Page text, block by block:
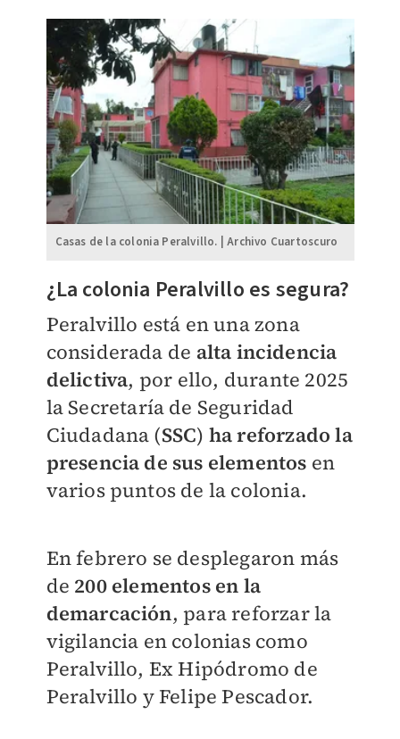
Casas de la colonia Peralvillo. | Archivo Cuartoscuro
¿La colonia Peralvillo es segura?
Peralvillo está en una zona
considerada de alta incidencia
delictiva, por ello, durante 2025
la Secretaría de Seguridad
Ciudadana (SSC) ha reforzado la
presencia de sus elementos en
varios puntos de la colonia.
En febrero se desplegaron más
de 200 elementos en la
demarcación, para reforzar la
vigilancia en colonias como
Peralvillo, Ex Hipódromo de
Peralvillo y Felipe Pescador.